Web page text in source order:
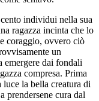
individui nella sua
ragazza incinta che lo
coraggio, ovvero ciò
un
emergere dai fondali
compresa. Prima
la bella creatura di
prendersene cura dal